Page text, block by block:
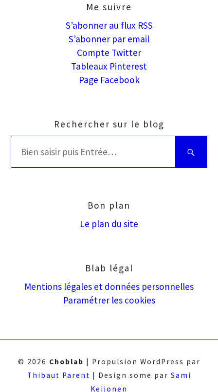
Me suivre
S’abonner au flux RSS
S’abonner par email
Compte Twitter
Tableaux Pinterest
Page Facebook
Rechercher sur le blog
Bien
saisir
Bon plan
Le plan du site
Blab légal
Mentions légales et données personnelles
Paramétrer les cookies
© 2026 Choblab | Propulsion WordPress par
Thibaut Parent | Design some par Sami
Keijonen